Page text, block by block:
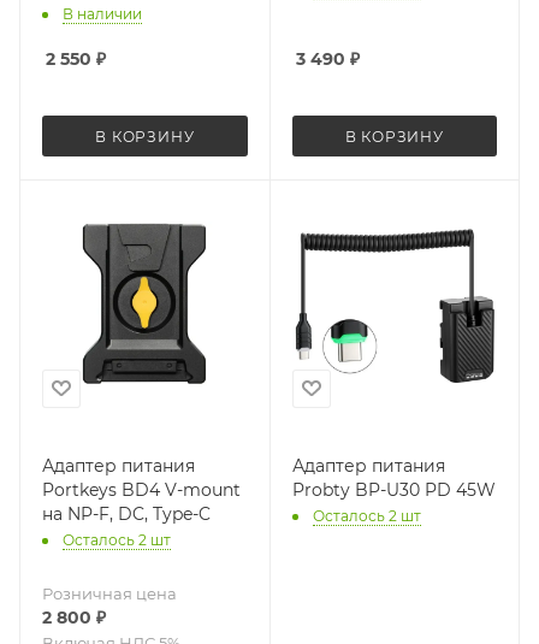
В наличии
2 550 ₽
В КОРЗИНУ
3 490 ₽
В КОРЗИНУ
Адаптер питания
Portkeys BD4 V-mount
на NP-F, DC, Type-C
Осталось 2 шт
Розничная цена
2 800 ₽
Адаптер питания
Probty BP-U30 PD 45W
Осталось 2 шт